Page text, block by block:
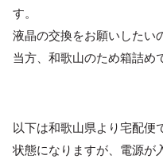
す。
液晶の交換をお願いしたい
当方、和歌山のため箱詰め
以下は和歌山県より宅配便
状態になりますが、電源が